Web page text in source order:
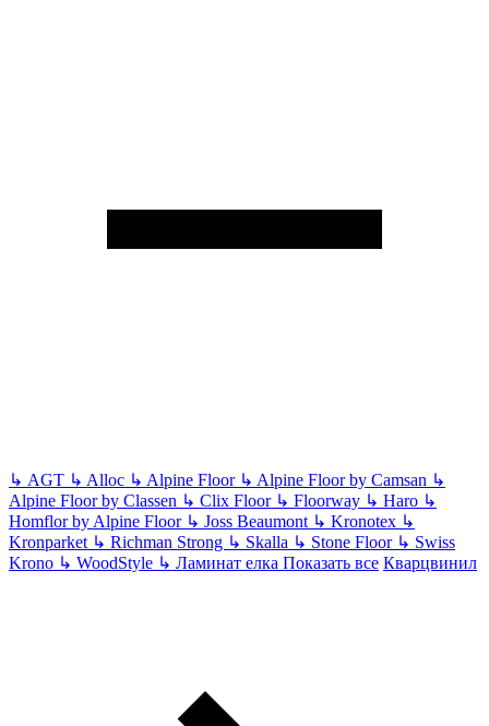
↳ AGT ↳ Alloc ↳ Alpine Floor ↳ Alpine Floor by Camsan ↳
Alpine Floor by Classen ↳ Clix Floor ↳ Floorway ↳ Haro ↳
Homflor by Alpine Floor ↳ Joss Beaumont ↳ Kronotex ↳
Kronparket ↳ Richman Strong ↳ Skalla ↳ Stone Floor ↳ Swiss
Krono ↳ WoodStyle ↳ Ламинат елка Показать все Кварцвинил